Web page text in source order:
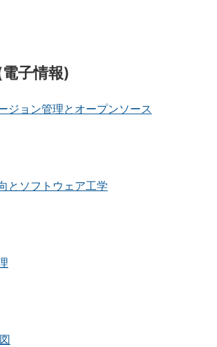
子情報)
ジョン管理とオープンソース
とソフトウェア工学